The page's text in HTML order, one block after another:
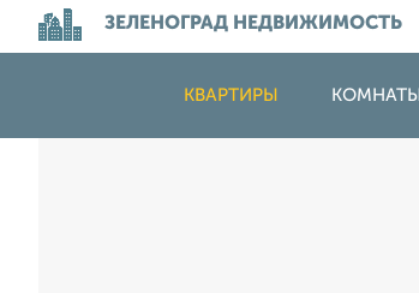
ЗЕЛЕНОГРАД НЕДВИЖИМОСТЬ
КВАРТИРЫ КОМНАТЫ